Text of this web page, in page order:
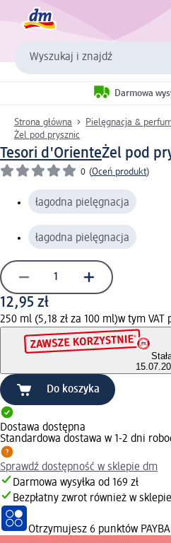
Wyszukaj i znajdź
Darmowa
Strona główna Pielęgnacja &
Żel pod prysznic
Tesori d'OrienteŻel pod
0 (Oceń produkt)
łagodna pielęgnacja
łagodna pielęgnacja
12,95 zł
250 ml (5,18 zł za 100 ml)w tym VAT
Do koszyka
Dostawa dostępna
Standardowa dostawa w 1-2 dni
Sprawdź dostępność w sklepie dm
Darmowa wysyłka od 169 zł
Bezpłatny zwrot również w
Otrzymujesz 6 punktów